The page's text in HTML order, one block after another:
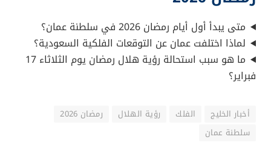
قسم الأسئلة الشائعة حول موعد
رمضان 2026
متى يبدأ أول أيام رمضان 2026 في سلطنة عمان؟
لماذا اختلفت عمان عن التوقعات الفلكية السعودية؟
فبراير؟